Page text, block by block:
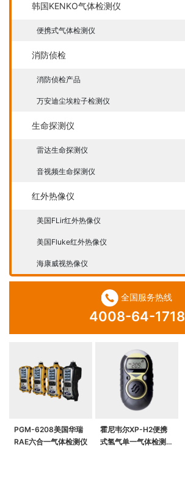
韩国KENKO气体检测仪
便携式气体检测仪
消防侦检
消防侦检产品
万安迪尘埃粒子检测仪
生命探测仪
雷达生命探测仪
音视频生命探测仪
红外热像仪
美国FLir红外热像仪
美国Fluke红外热像仪
海康威视热像仪
全国服务热线
4008-64-1718
PGM-6208美国华瑞
RAE六合一气体检测仪
霍尼韦尔XP-H2便携
式氢气单一气体检测